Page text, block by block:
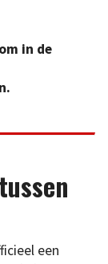
in de
een